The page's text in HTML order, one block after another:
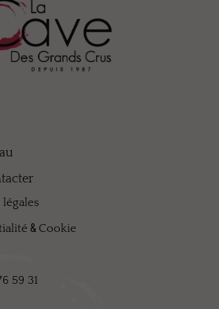
& Cookie
59 31